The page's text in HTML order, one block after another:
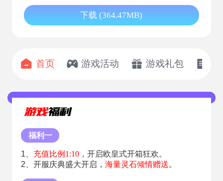
下载 (364.47MB)
首页 游戏活动 游戏礼包
福利一
1、 充值比例1:10，开启欧皇式开箱狂欢。
2、开服庆典盛大开启， 海量灵石倾情赠送。